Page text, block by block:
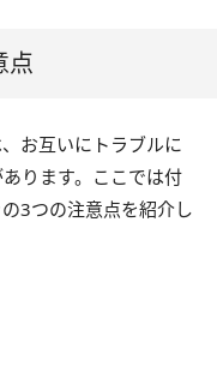
点
お互いにトラブルに
ります。ここでは付
3つの注意点を紹介し